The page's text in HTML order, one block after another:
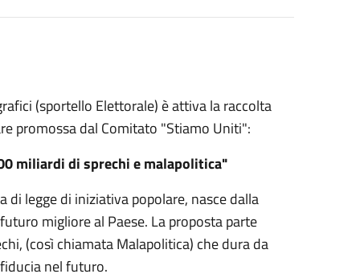
(sportello Elettorale) è attiva la raccolta
promossa dal Comitato "Stiamo Uniti":
miliardi di sprechi e malapolitica"
di legge di iniziativa popolare, nasce dalla
migliore al Paese. La proposta parte
(così chiamata Malapolitica) che dura da
nel futuro.